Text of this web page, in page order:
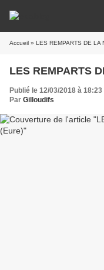
Accueil » LES REMPARTS DE LA
LES REMPARTS
Publié le 12/03/2018 à 18:23
Par Gilloudifs